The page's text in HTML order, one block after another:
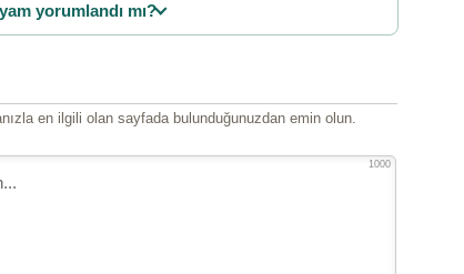
yorumlandı mı?
en ilgili olan sayfada bulunduğunuzdan emin olun.
1000